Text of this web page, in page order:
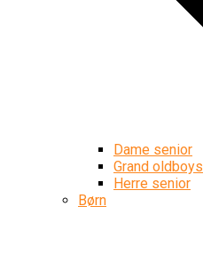
Dame senior
Grand oldboys
Herre senior
Børn